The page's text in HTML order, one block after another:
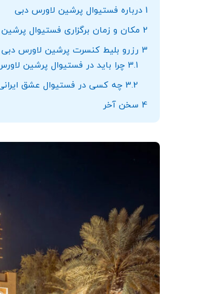
1 درباره فستیوال پرشین لاورس دبی
2 مکان و زمان برگزاری فستیوال
3 رزرو بلیط کنسرت پرشین لاورس دبی
3.1 چرا باید در فستیوال پرشین
3.2 چه کسی در فستیوال عشق
4 سخن آخر